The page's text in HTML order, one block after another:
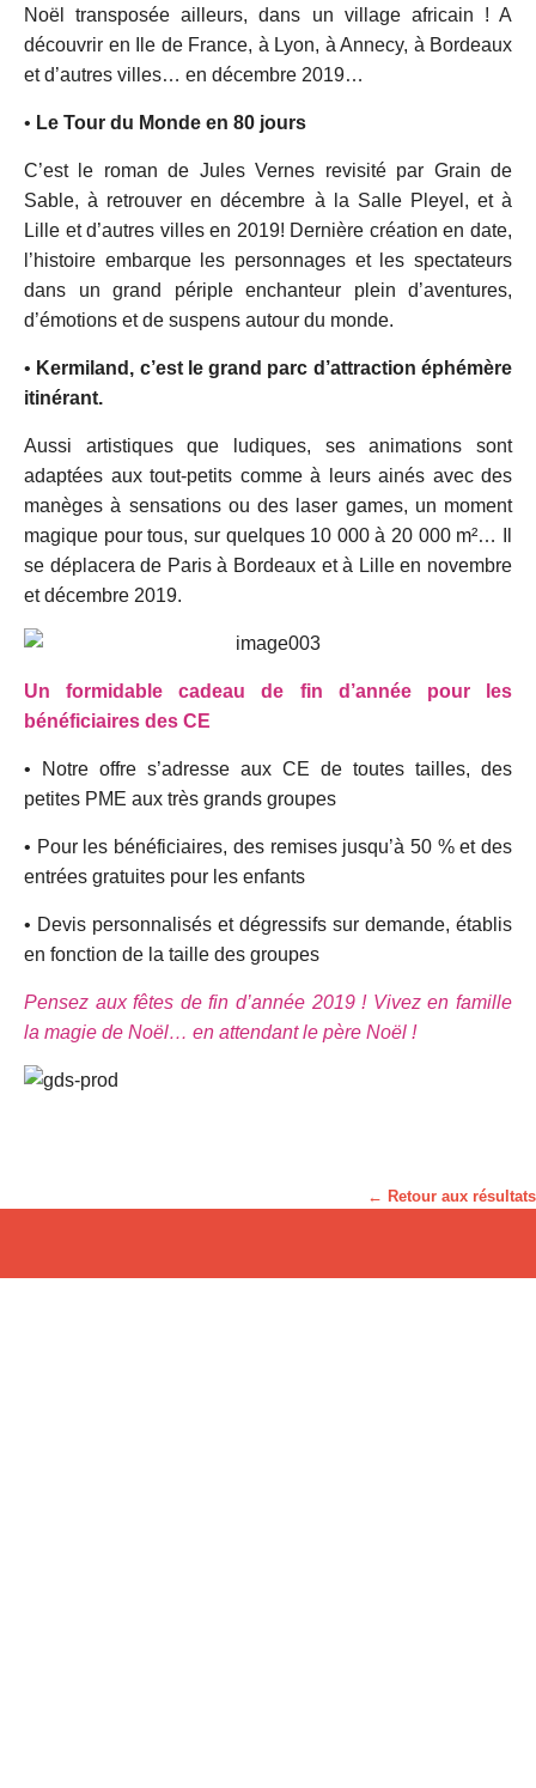
Noël transposée ailleurs, dans un village africain ! A
découvrir en Ile de France, à Lyon, à Annecy, à Bordeaux
et d’autres villes… en décembre 2019…
• Le Tour du Monde en 80 jours
C’est le roman de Jules Vernes revisité par Grain de
Sable, à retrouver en décembre à la Salle Pleyel, et à
Lille et d’autres villes en 2019! Dernière création en date,
l’histoire embarque les personnages et les spectateurs
dans un grand périple enchanteur plein d’aventures,
d’émotions et de suspens autour du monde.
• Kermiland, c’est le grand parc d’attraction éphémère
itinérant.
Aussi artistiques que ludiques, ses animations sont
adaptées aux tout-petits comme à leurs ainés avec des
manèges à sensations ou des laser games, un moment
magique pour tous, sur quelques 10 000 à 20 000 m²… Il
se déplacera de Paris à Bordeaux et à Lille en novembre
et décembre 2019.
Un formidable cadeau de fin d’année pour les
bénéficiaires des CE
• Notre offre s’adresse aux CE de toutes tailles, des
petites PME aux très grands groupes
• Pour les bénéficiaires, des remises jusqu’à 50 % et des
entrées gratuites pour les enfants
• Devis personnalisés et dégressifs sur demande, établis
en fonction de la taille des groupes
Pensez aux fêtes de fin d’année 2019 ! Vivez en famille
la magie de Noël… en attendant le père Noël !
← Retour aux résultats